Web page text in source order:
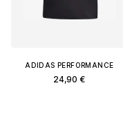
ADIDAS PERFORMANCE
24,90 €